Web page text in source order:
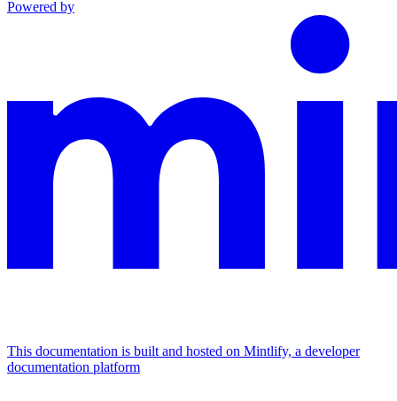
Powered by
This documentation is built and hosted on Mintlify, a developer
documentation platform